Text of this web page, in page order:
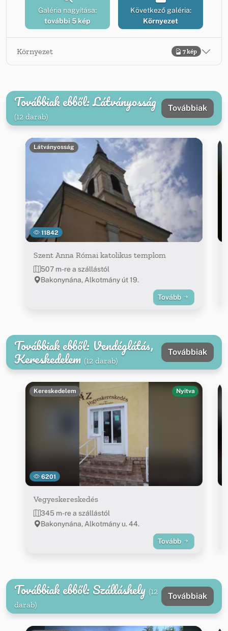
Galéria nagyítása:
további 5 kép
Következő galéria:
Környezet
Környezet 7 kép
Továbbiak ebből: Látványosság
(12 darab)
Továbbiak
11842
Látványosság
Szent Anna Római katolikus templom
507 m-re a szállástól
Bakonynána, Alkotmány út 19.
Tovább
Továbbiak ebből: Vendéglátás,
Kereskedelem (12 darab)
Továbbiak
6201
Kereskedelem Nyitva
Vegyeskereskedés
345 m-re a szállástól
Bakonynána, Alkotmány u. 44.
Tovább
Továbbiak ebből: Szálláshely (12
darab)
Továbbiak